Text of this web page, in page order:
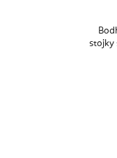
stojky